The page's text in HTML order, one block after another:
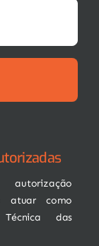
autorização
atuar como
Técnica das